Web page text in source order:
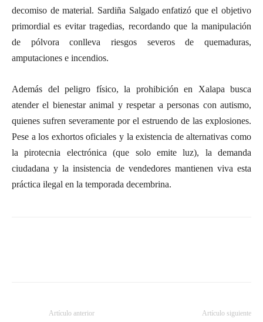
decomiso de material. Sardiña Salgado enfatizó que el objetivo
primordial es evitar tragedias, recordando que la manipulación
de pólvora conlleva riesgos severos de quemaduras,
amputaciones e incendios.
Además del peligro físico, la prohibición en Xalapa busca
atender el bienestar animal y respetar a personas con autismo,
quienes sufren severamente por el estruendo de las explosiones.
Pese a los exhortos oficiales y la existencia de alternativas como
la pirotecnia electrónica (que solo emite luz), la demanda
ciudadana y la insistencia de vendedores mantienen viva esta
práctica ilegal en la temporada decembrina.
Artículo anterior Artículo siguiente